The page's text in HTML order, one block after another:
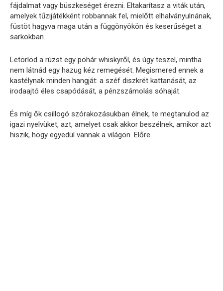
fájdalmat vagy büszkeséget érezni. Eltakarítasz a viták után,
amelyek tűzijátékként robbannak fel, mielőtt elhalványulnának,
füstöt hagyva maga után a függönyökön és keserűséget a
sarkokban.
Letörlöd a rúzst egy pohár whiskyről, és úgy teszel, mintha
nem látnád egy hazug kéz remegését. Megismered ennek a
kastélynak minden hangját: a széf diszkrét kattanását, az
irodaajtó éles csapódását, a pénzszámolás sóhaját.
És míg ők csillogó szórakozásukban élnek, te megtanulod az
igazi nyelvüket, azt, amelyet csak akkor beszélnek, amikor azt
hiszik, hogy egyedül vannak a világon. Előre.